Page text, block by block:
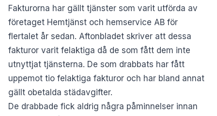
Fakturorna har gällt tjänster som varit utförda av
företaget Hemtjänst och hemservice AB för
flertalet år sedan. Aftonbladet skriver att dessa
fakturor varit felaktiga då de som fått dem inte
utnyttjat tjänsterna. De som drabbats har fått
uppemot tio felaktiga fakturor och har bland annat
gällt obetalda städavgifter.
De drabbade fick aldrig några påminnelser innan